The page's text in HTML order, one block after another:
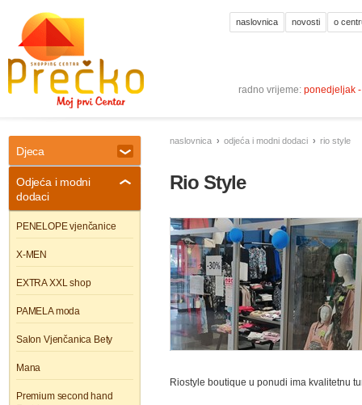
naslovnica novosti o
radno vrijeme: ponedjeljak
naslovnica odjeća i modni dodaci rio style
Rio Style
Riostyle boutique u ponudi ima kvalitetnu
Djeca
Odjeća i modni
dodaci
PENELOPE vjenčanice
X-MEN
EXTRA XXL shop
PAMELA moda
Salon Vjenčanica Bety
Mana
Premium second hand